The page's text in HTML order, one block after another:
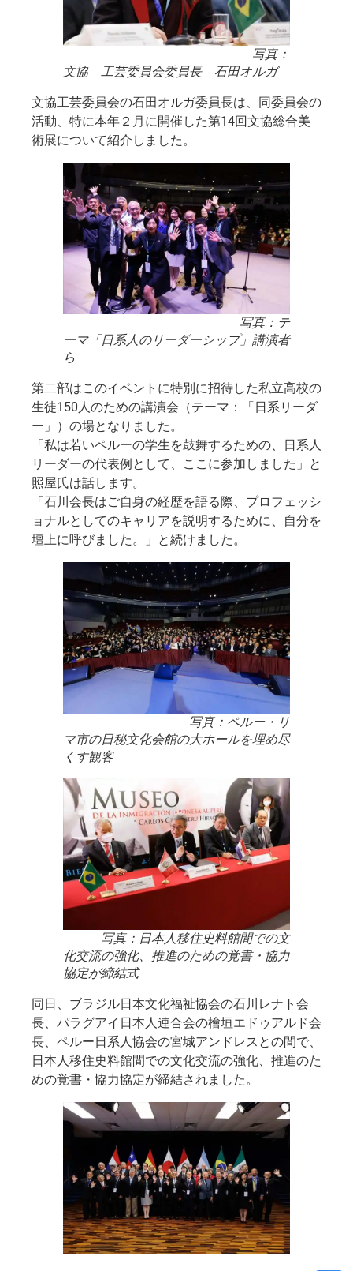
写真：
文協 工芸委員会委員長 石田オルガ
文協工芸委員会の石田オルガ委員長は、同委員会の
活動、特に本年２月に開催した第14回文協総合美
術展について紹介しました。
写真：テ
ーマ「日系人のリーダーシップ」講演者
ら
第二部はこのイベントに特別に招待した私立高校の
生徒150人のための講演会（テーマ：「日系リーダ
ー」）の場となりました。
「私は若いペルーの学生を鼓舞するための、日系人
リーダーの代表例として、ここに参加しました」と
照屋氏は話します。
「石川会長はご自身の経歴を語る際、プロフェッシ
ョナルとしてのキャリアを説明するために、自分を
壇上に呼びました。」と続けました。
写真：ペルー・リ
マ市の日秘文化会館の大ホールを埋め尽
くす観客
写真：日本人移住史料館間での文
化交流の強化、推進のための覚書・協力
協定が締結式
同日、ブラジル日本文化福祉協会の石川レナト会
長、パラグアイ日本人連合会の檜垣エドゥアルド会
長、ペルー日系人協会の宮城アンドレスとの間で、
日本人移住史料館間での文化交流の強化、推進のた
めの覚書・協力協定が締結されました。